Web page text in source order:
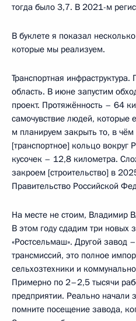
тогда было 3,7. В 2021-м
В буклете я показал
которые мы реализуем.
Транспортная
область. В июне запустим
проект. Протяжённость – 64
самочувствие людей, которые
м планируем закрыть то, в
[транспортное] кольцо вокруг
кусочек – 12,8 километра.
закроем [строительство] в
Правительство Российской
На месте не стоим, Владимир
В этом году сдадим три новых
«Ростсельмаш». Другой завод
трансмиссий, это полное
сельхозтехники и
Примерно по 2–2,5 тысячи
предприятии. Реально
помните посещение завода,